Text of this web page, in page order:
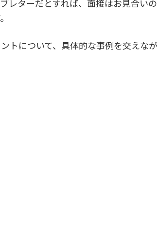
レターだとすれば、面接はお見合いの
トについて、具体的な事例を交えなが